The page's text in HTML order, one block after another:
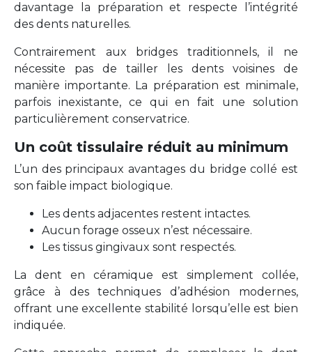
davantage la préparation et respecte l’intégrité
des dents naturelles.
Contrairement aux bridges traditionnels, il ne
nécessite pas de tailler les dents voisines de
manière importante. La préparation est minimale,
parfois inexistante, ce qui en fait une solution
particulièrement conservatrice.
Un coût tissulaire réduit au minimum
L’un des principaux avantages du bridge collé est
son faible impact biologique.
Les dents adjacentes restent intactes.
Aucun forage osseux n’est nécessaire.
Les tissus gingivaux sont respectés.
La dent en céramique est simplement collée,
grâce à des techniques d’adhésion modernes,
offrant une excellente stabilité lorsqu’elle est bien
indiquée.